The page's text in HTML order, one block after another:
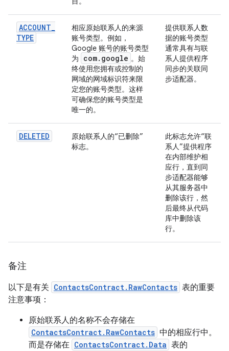
ACCOUNT_
TYPE
相应原始联系人的来源
账号类型。例如，
Google 账号的账号类型
为
com. google 。始
终使用您拥有或控制的
网域的网域标识符来限
定您的账号类型。这样
可确保您的账号类型是
唯一的。
提供联系人数
据的账号类型
通常具有与联
系人提供程序
同步的关联同
步适配器。
DELETED
原始联系人的“已删除”
标志。
此标志允许“联
系人”提供程序
在内部维护相
应行，直到同
步适配器能够
从其服务器中
删除该行，然
后最终从代码
库中删除该
行。
备注
以下是有关 ContactsContract.RawContacts 表的重要
注意事项：
原始联系人的名称不会存储在
ContactsContract.RawContacts 中的相应行中。
而是存储在 ContactsContract.Data 表的